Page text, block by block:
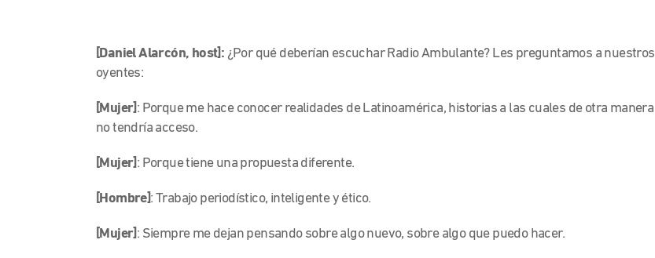
[Daniel Alarcón, host]: ¿Por qué deberían escuchar Radio Ambulante? Les preguntamos a nuestros
oyentes:
[Mujer] : Porque me hace conocer realidades de Latinoamérica, historias a las cuales de otra manera
no tendría acceso.
[Mujer] : Porque tiene una propuesta diferente.
[Hombre]: Trabajo periodístico, inteligente y ético.
[Mujer] : Siempre me dejan pensando sobre algo nuevo, sobre algo que puedo hacer.